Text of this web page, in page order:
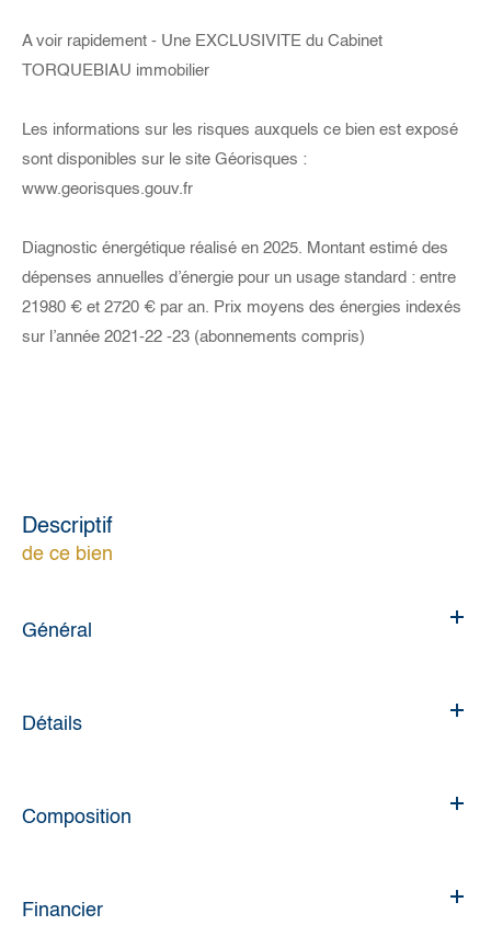
A voir rapidement - Une EXCLUSIVITE du Cabinet
TORQUEBIAU immobilier
Les informations sur les risques auxquels ce bien est exposé
sont disponibles sur le site Géorisques :
www.georisques.gouv.fr
Diagnostic énergétique réalisé en 2025. Montant estimé des
dépenses annuelles d’énergie pour un usage standard : entre
21980 € et 2720 € par an. Prix moyens des énergies indexés
sur l’année 2021-22 -23 (abonnements compris)
descriptif
de ce bien
Général
Détails
Composition
Financier